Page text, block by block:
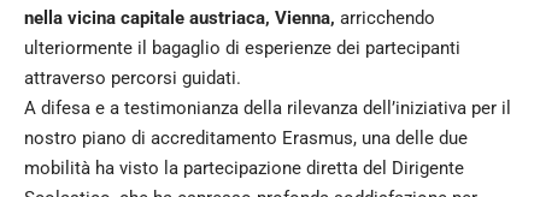
nella vicina capitale austriaca, Vienna, arricchendo
ulteriormente il bagaglio di esperienze dei partecipanti
attraverso percorsi guidati.
A difesa e a testimonianza della rilevanza dell’iniziativa per il
nostro piano di accreditamento Erasmus, una delle due
mobilità ha visto la partecipazione diretta del Dirigente